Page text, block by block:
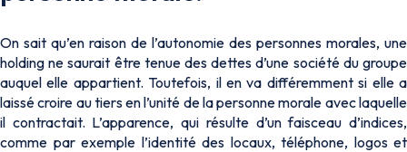
On sait qu’en raison de l’autonomie des personnes morales, une
holding ne saurait être tenue des dettes d’une société du groupe
auquel elle appartient. Toutefois, il en va différemment si elle a
laissé croire au tiers en l’unité de la personne morale avec laquelle
il contractait. L’apparence, qui résulte d’un faisceau d’indices,
comme par exemple l’identité des locaux, téléphone, logos et